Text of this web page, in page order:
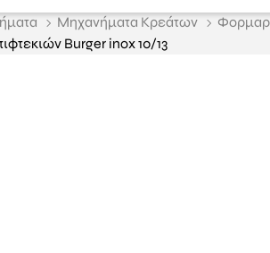
Μηχανήματα Κρεάτων
Burger inox 10/13